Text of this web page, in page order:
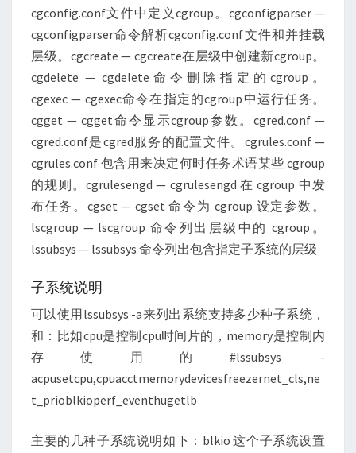
cgconfig.conf文件中定义cgroup。cgconfigparser —
cgconfigparser命令解析cgconfig.conf文件和并挂载
层级。cgcreate — cgcreate在层级中创建新cgroup。
cgdelete — cgdelete命令删除指定的cgroup。
cgexec — cgexec命令在指定的cgroup中运行任务。
cgget — cgget命令显示cgroup参数。cgred.conf —
cgred.conf是cgred服务的配置文件。cgrules.conf —
cgrules.conf 包含用来决定何时任务术语某些 cgroup
的规则。cgrulesengd — cgrulesengd 在 cgroup 中发
布任务。cgset — cgset 命令为 cgroup 设定参数。
lscgroup — lscgroup 命令列出层级中的 cgroup。
lssubsys — lssubsys 命令列出包含指定子系统的层级
子系统说明
可以使用lssubsys -a来列出系统支持多少种子系统，
和：比如cpu是控制cpu时间片的，memory是控制内
存使用的#lssubsys -
acpusetcpu,cpuacctmemorydevicesfreezernet_cls,ne
t_prioblkioperf_eventhugetlb
主要的几种子系统说明如下：blkio 这个子系统设置